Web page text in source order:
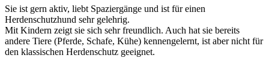
Sie ist gern aktiv, liebt Spaziergänge und ist für einen
Herdenschutzhund sehr gelehrig.
Mit Kindern zeigt sie sich sehr freundlich. Auch hat sie bereits
andere Tiere (Pferde, Schafe, Kühe) kennengelernt, ist aber nicht für
den klassischen Herdenschutz geeignet.